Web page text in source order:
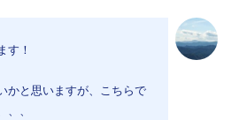
す！
かと思いますが、こちらで
、